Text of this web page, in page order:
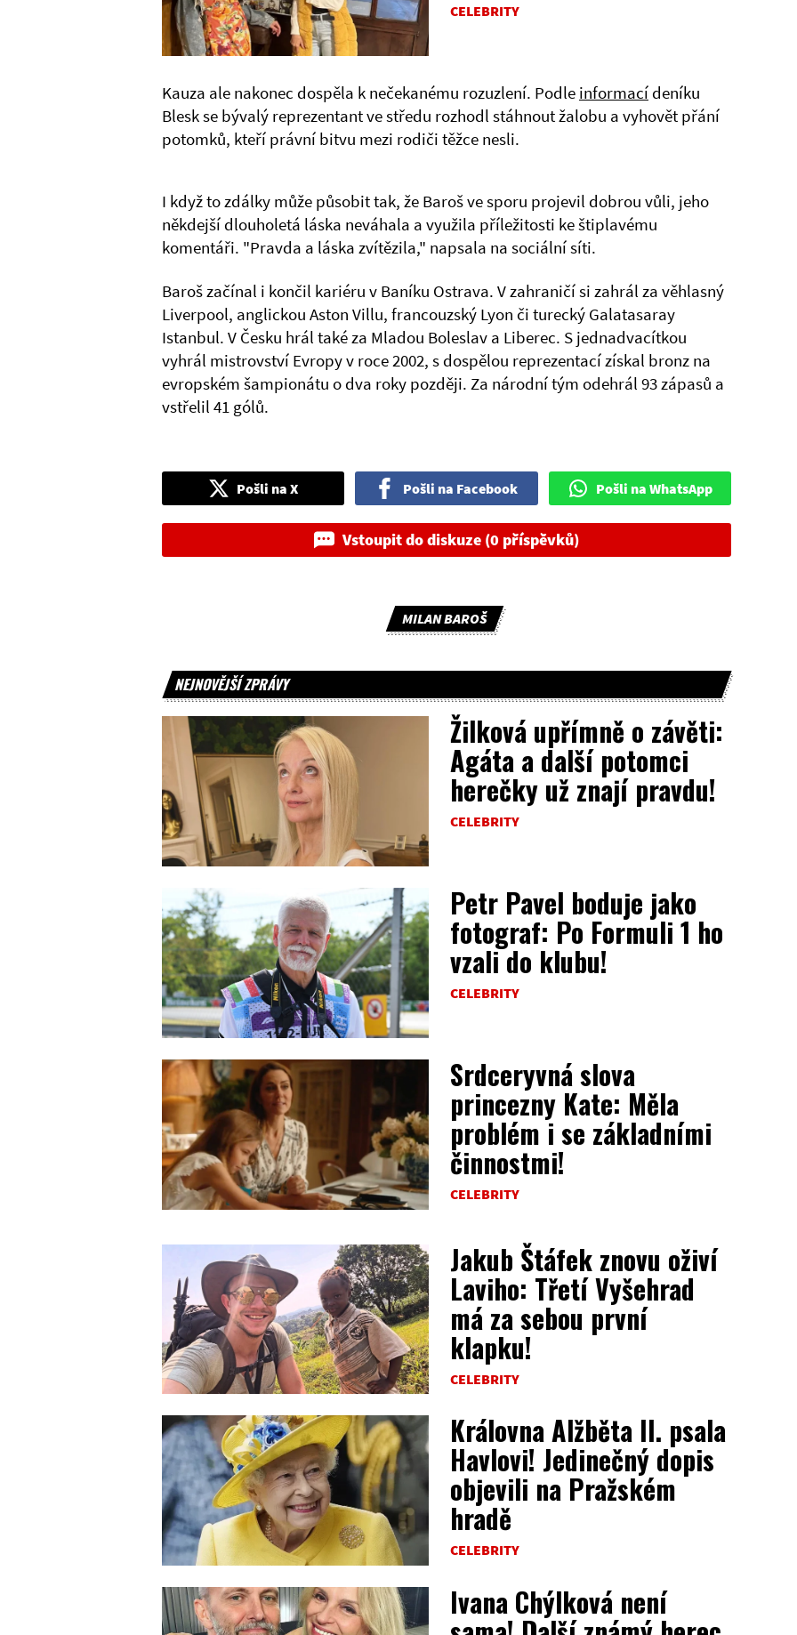
CELEBRITY
Kauza ale nakonec dospěla k nečekanému rozuzlení. Podle informací deníku
Blesk se bývalý reprezentant ve středu rozhodl stáhnout žalobu a vyhovět přání
potomků, kteří právní bitvu mezi rodiči těžce nesli.
I když to zdálky může působit tak, že Baroš ve sporu projevil dobrou vůli, jeho
někdejší dlouholetá láska neváhala a využila příležitosti ke štiplavému
komentáři. "Pravda a láska zvítězila," napsala na sociální síti.
Baroš začínal i končil kariéru v Baníku Ostrava. V zahraničí si zahrál za věhlasný
Liverpool, anglickou Aston Villu, francouzský Lyon či turecký Galatasaray
Istanbul. V Česku hrál také za Mladou Boleslav a Liberec. S jednadvacítkou
vyhrál mistrovství Evropy v roce 2002, s dospělou reprezentací získal bronz na
evropském šampionátu o dva roky později. Za národní tým odehrál 93 zápasů a
vstřelil 41 gólů.
Pošli na X Pošli na Facebook Pošli na WhatsApp
Vstoupit do diskuze (0 příspěvků)
MILAN BAROŠ
NEJNOVĚJŠÍ ZPRÁVY
Žilková upřímně o závěti:
Agáta a další potomci
herečky už znají pravdu!
CELEBRITY
Petr Pavel boduje jako
fotograf: Po Formuli 1 ho
vzali do klubu!
CELEBRITY
Srdceryvná slova
princezny Kate: Měla
problém i se základními
činnostmi!
CELEBRITY
Jakub Štáfek znovu oživí
Laviho: Třetí Vyšehrad
má za sebou první
klapku!
CELEBRITY
Královna Alžběta II. psala
Havlovi! Jedinečný dopis
objevili na Pražském
hradě
CELEBRITY
Ivana Chýlková není